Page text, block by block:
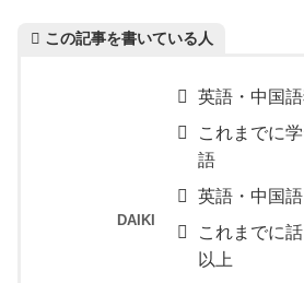
この記事を書いている人
DAIKI
英語・中国
これまでに
語
英語・中国
これまでに
以上